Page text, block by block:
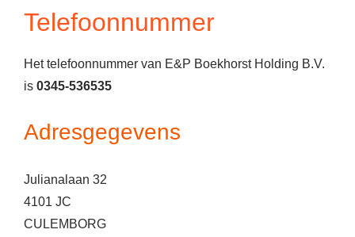
Telefoonnummer
Het telefoonnummer van E&P Boekhorst Holding B.V.
is 0345-536535
Adresgegevens
Julianalaan 32
4101 JC
CULEMBORG